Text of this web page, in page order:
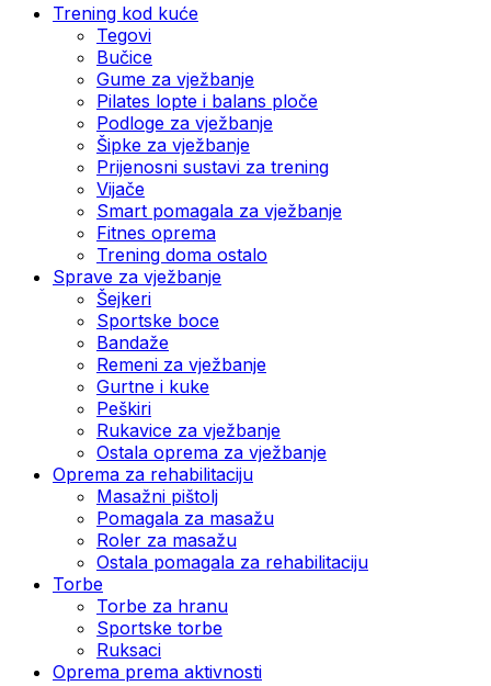
Trening kod kuće
Tegovi
Bučice
Gume za vježbanje
Pilates lopte i balans ploče
Podloge za vježbanje
Šipke za vježbanje
Prijenosni sustavi za trening
Vijače
Smart pomagala za vježbanje
Fitnes oprema
Trening doma ostalo
Sprave za vježbanje
Šejkeri
Sportske boce
Bandaže
Remeni za vježbanje
Gurtne i kuke
Peškiri
Rukavice za vježbanje
Ostala oprema za vježbanje
Oprema za rehabilitaciju
Masažni pištolj
Pomagala za masažu
Roler za masažu
Ostala pomagala za rehabilitaciju
Torbe
Torbe za hranu
Sportske torbe
Ruksaci
Oprema prema aktivnosti